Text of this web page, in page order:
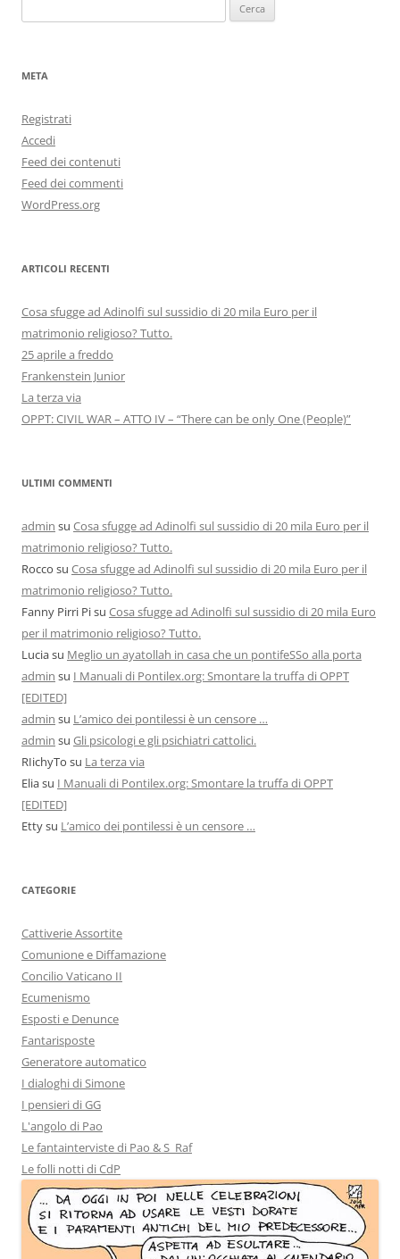
per:
META
Registrati
Accedi
Feed dei contenuti
Feed dei commenti
WordPress.org
ARTICOLI RECENTI
Cosa sfugge ad Adinolfi sul sussidio di 20 mila Euro per il
matrimonio religioso? Tutto.
25 aprile a freddo
Frankenstein Junior
La terza via
OPPT: CIVIL WAR – ATTO IV – “There can be only One (People)”
ULTIMI COMMENTI
admin su Cosa sfugge ad Adinolfi sul sussidio di 20 mila Euro per il
matrimonio religioso? Tutto.
Rocco su Cosa sfugge ad Adinolfi sul sussidio di 20 mila Euro per il
matrimonio religioso? Tutto.
Fanny Pirri Pisu Cosa sfugge ad Adinolfi sul sussidio di 20 mila Euro
per il matrimonio religioso? Tutto.
Luciasu Meglio un ayatollah in casa che un pontifeSSo alla porta
admin su I Manuali di Pontilex.org: Smontare la truffa di OPPT
[EDITED]
admin su L’amico dei pontilessi è un censore …
admin su Gli psicologi e gli psichiatri cattolici.
RIichyTo su La terza via
Eliasu I Manuali di Pontilex.org: Smontare la truffa di OPPT
[EDITED]
Ettysu L’amico dei pontilessi è un censore …
CATEGORIE
Cattiverie Assortite
Comunione e Diffamazione
Concilio Vaticano II
Ecumenismo
Esposti e Denunce
Fantarisposte
Generatore automatico
I dialoghi di Simone
I pensieri di GG
L'angolo di Pao
Le fantainterviste di Pao & S_Raf
Le folli notti di CdP